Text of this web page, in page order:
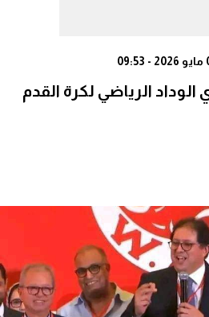
الوداد الرياضي لكرة القدم